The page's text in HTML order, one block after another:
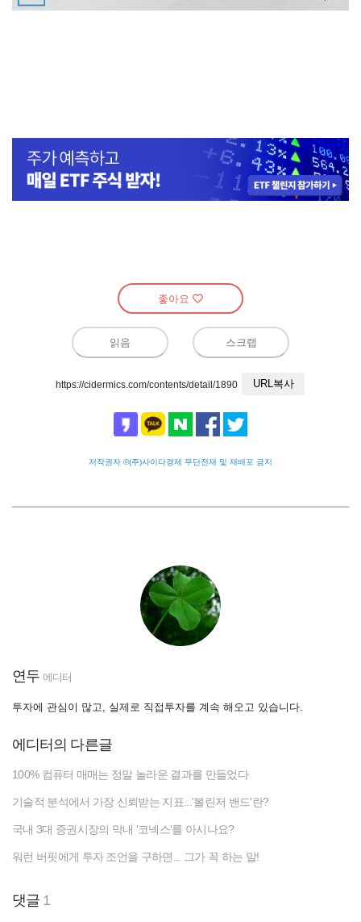
좋아요
읽음 스크랩
https://cidermics.com/contents/detail/1890 URL복사
저작권자 ©(주)사이다경제 무단전재 및 재배포 금지
연두 에디터
투자에 관심이 많고, 실제로 직접투자를 계속 해오고 있습니다.
에디터의 다른글
100% 컴퓨터 매매는 정말 놀라운 결과를 만들었다
기술적 분석에서 가장 신뢰받는 지표...'볼린저 밴드'란?
국내 3대 증권시장의 막내 '코넥스'를 아시나요?
워런 버핏에게 투자 조언을 구하면... 그가 꼭 하는 말!
댓글 1